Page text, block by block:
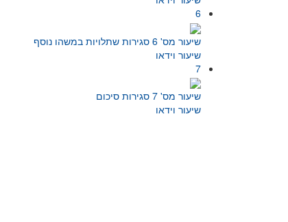
6
שיעור מס' 6 סגירות שתלויות במשהו נוסף
שיעור וידאו
7
שיעור מס' 7 סגירות סיכום
שיעור וידאו